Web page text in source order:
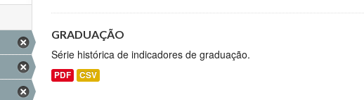
GRADUAÇÃO
Série histórica de indicadores de graduação.
PDF CSV